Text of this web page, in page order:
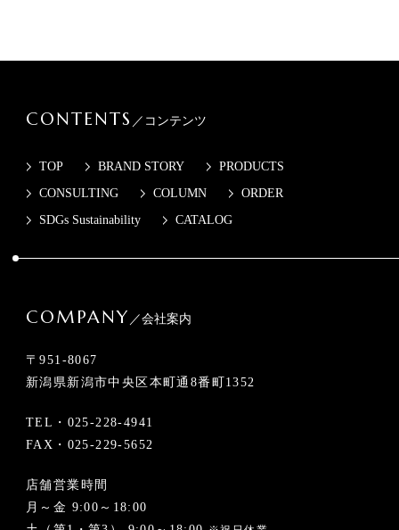
CONTENTS ／コンテンツ
TOP BRAND STORY
PRODUCTS
CONSULTING
COLUMN
ORDER
SDGs Sustainability
CATALOG
COMPANY ／会社案内
〒951-8067
新潟県新潟市中央区本町通8番町1352
TEL・ 025-228-4941
FAX・025-229-5652
店舗営業時間
月～金 9:00～18:00